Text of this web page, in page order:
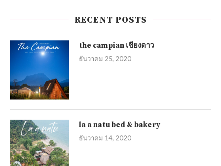
RECENT POSTS
the campian เชียงดาว
ธันวาคม 25, 2020
la a natu bed & bakery
ธันวาคม 14, 2020